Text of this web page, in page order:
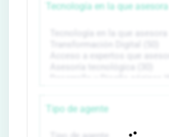
Tecnología en la que asesora
Tipo de agente